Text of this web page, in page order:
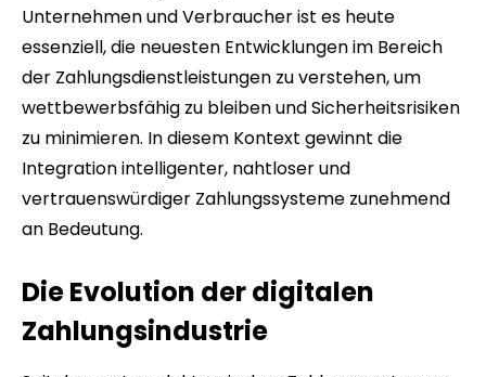
Unternehmen und Verbraucher ist es heute
essenziell, die neuesten Entwicklungen im Bereich
der Zahlungsdienstleistungen zu verstehen, um
wettbewerbsfähig zu bleiben und Sicherheitsrisiken
zu minimieren. In diesem Kontext gewinnt die
Integration intelligenter, nahtloser und
vertrauenswürdiger Zahlungssysteme zunehmend
an Bedeutung.
Die Evolution der digitalen
Zahlungsindustrie